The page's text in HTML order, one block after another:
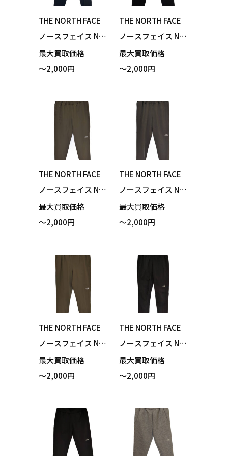
THE NORTH FACE
ノースフェイス NB
82173 Verb Light
Running Pant バー
ネイビー XLサイズ
買い取りました！
最大買取価格
～2,000円
THE NORTH FACE
ノースフェイス NB
82173 Verb Light
Running Pant バー
Mサイズ 買い取り
ました！
最大買取価格
～2,000円
THE NORTH FACE
ノースフェイス NB
42388 Flexible Ank
le Pant フレキシブ
イズ 買い取りまし
最大買取価格
～2,000円
THE NORTH FACE
ノースフェイス NB
42388 Flexible Ank
le Pant フレキシブ
ル グレー Mサイズ
買い取りました！
最大買取価格
～2,000円
THE NORTH FACE
ノースフェイス NB
42388 Flexible Ank
le Pant フレキシブ
ズ 買い取りまし
た！
最大買取価格
～2,000円
THE NORTH FACE
ノースフェイス NB
62286 Anytime Wi
nd Long Pant エニ
ック Mサイズ 買い
取りました！
最大買取価格
～2,000円